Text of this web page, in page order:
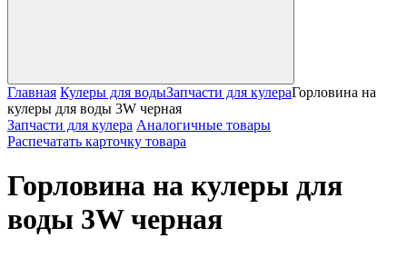
Главная Кулеры для водыЗапчасти для кулераГорловина на
кулеры для воды 3W черная
Запчасти для кулера Аналогичные товары
Распечатать карточку товара
Горловина на кулеры для
воды 3W черная